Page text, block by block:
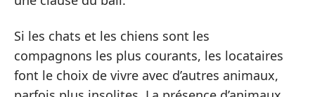
Si les chats et les chiens sont les
compagnons les plus courants, les locataires
font le choix de vivre avec d’autres animaux,